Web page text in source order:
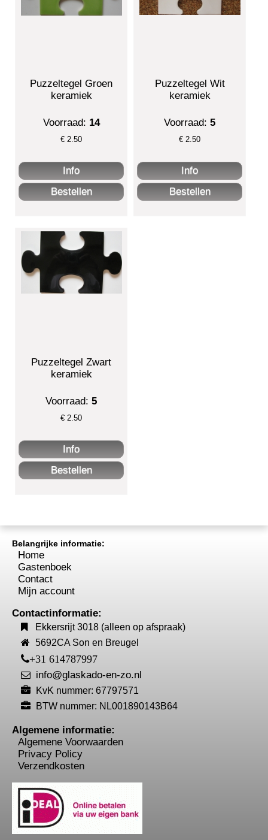
Puzzeltegel Groen
keramiek
Voorraad: 14
€ 2.50
Puzzeltegel Wit
keramiek
Voorraad:5
€ 2.50
Puzzeltegel Zwart
keramiek
Voorraad:5
€ 2.50
Belangrijke informatie:
Home
Gastenboek
Contact
Mijn account
Contactinformatie:
Ekkersrijt 3018 (alleen op afspraak)
5692CA Son en Breugel
+31 614787997
info@glaskado-en-zo.nl
KvK nummer: 67797571
BTW nummer: NL001890143B64
Algemene informatie:
Algemene Voorwaarden
Privacy Policy
Verzendkosten